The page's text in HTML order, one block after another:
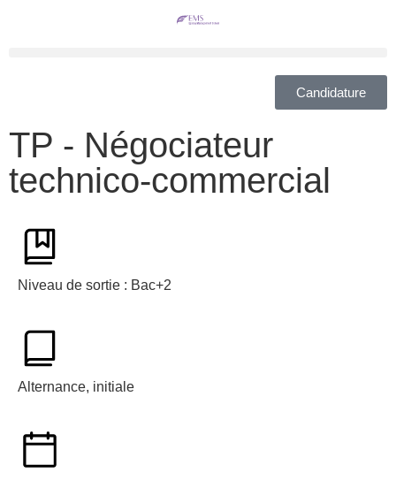
Candidature
TP - Négociateur
technico-commercial
Niveau de sortie : Bac+2
Alternance, initiale